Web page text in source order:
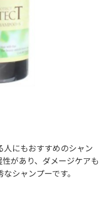
にもおすすめのシャン
があり、ダメージケアも
シャンプーです。